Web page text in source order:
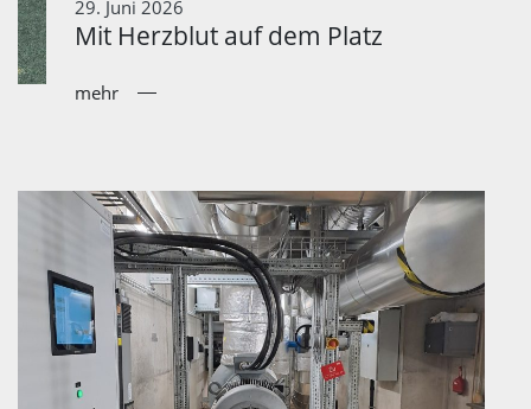
29. Juni 2026
Mit Herzblut auf dem Platz
mehr